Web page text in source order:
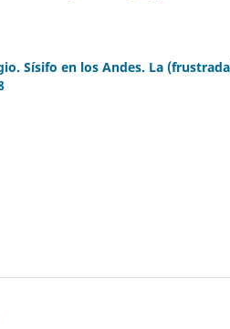
Sísifo en los Andes. La